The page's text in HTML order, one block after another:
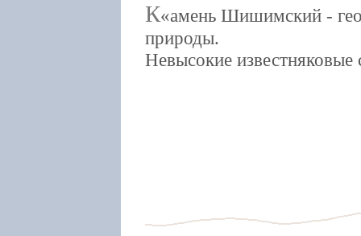
К амень Шишимский -
природы.
Невысокие